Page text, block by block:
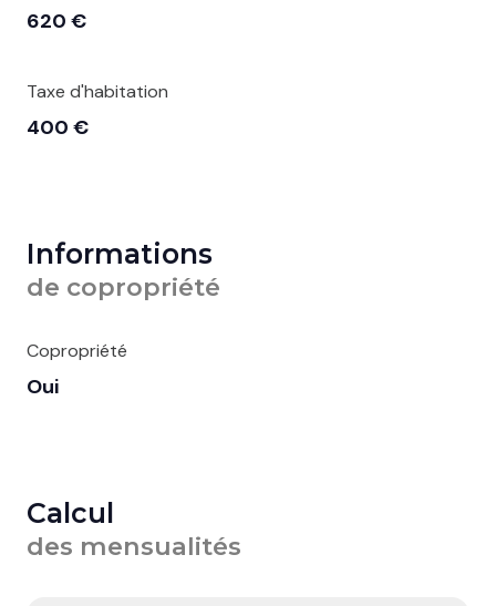
620 €
Taxe d'habitation
400 €
Informations
de copropriété
Copropriété
Oui
Calcul
des mensualités